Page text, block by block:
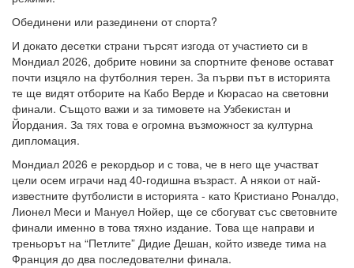
Обединени или разединени от спорта?
И докато десетки страни търсят изгода от участието си в
Мондиал 2026, добрите новини за спортните фенове остават
почти изцяло на футболния терен. За първи път в историята
те ще видят отборите на Кабо Верде и Кюрасао на световни
финали. Същото важи и за тимовете на Узбекистан и
Йордания. За тях това е огромна възможност за културна
дипломация.
Мондиал 2026 е рекордьор и с това, че в него ще участват
цели осем играчи над 40-годишна възраст. А някои от най-
известните футболисти в историята - като Кристиано Роналдо,
Лионел Меси и Мануел Нойер, ще се сбогуват със световните
финали именно в това тяхно издание. Това ще направи и
треньорът на “Петлите” Дидие Дешан, който изведе тима на
Франция до два последователни финала.